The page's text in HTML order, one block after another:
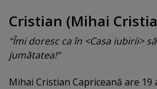
Cristian (Mihai
“Îmi doresc ca în <Casa iubirii>
jumătatea!”
Mihai Cristian Capriceană are